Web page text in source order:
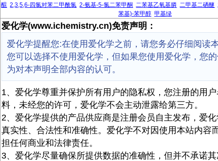
醌 2,3,5,6-四氯对苯二甲酰氯 2-氨基-5-氯二苯甲酮 二苯基乙氧基膦 二甲基二硒醚
苯基)-苯甲醇 甲基绿
爱化学(www.ichemistry.cn)免责声明：
爱化学提醒您:在使用爱化学之前，请您务必仔细阅读
您可以选择不使用爱化学，但如果您使用爱化学，您
为对本声明全部内容的认可。
1、爱化学尊重并保护所有用户的隐私权，您注册的用
料，未经您的许可，爱化学不会主动泄露给第三方。
2、爱化学提供的产品供应商是注册会员自主发布，爱
真实性、合法性和准确性。爱化学不对因使用本站内容
担任何商业和法律责任。
3、爱化学尽量确保所提供数据的准确性，但并不承诺